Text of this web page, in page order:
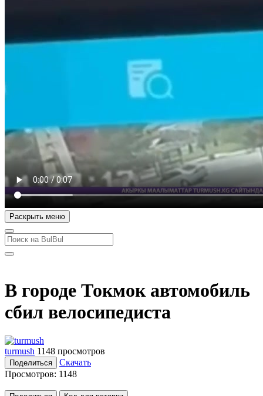
Раскрыть меню
В городе Токмок автомобиль
сбил велосипедиста
turmush 1148 просмотров
Поделиться
Скачать
Просмотров: 1148